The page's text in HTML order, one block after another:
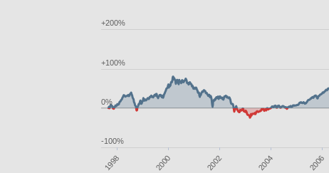
1998 2000 2002 2004 2006
-100%
0%
+100%
+200%